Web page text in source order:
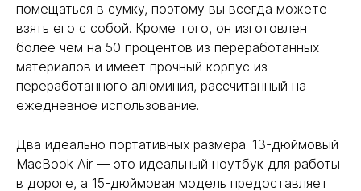
помещаться в сумку, поэтому вы всегда можете
взять его с собой. Кроме того, он изготовлен
более чем на 50 процентов из переработанных
материалов и имеет прочный корпус из
переработанного алюминия, рассчитанный на
ежедневное использование.
Два идеально портативных размера. 13-дюймовый
MacBook Air — это идеальный ноутбук для работы
в дороге, а 15-дюймовая модель предоставляет